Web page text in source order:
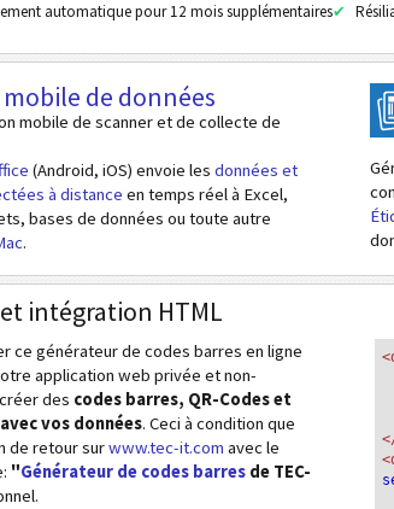
ISBN
de visite
barres
automatique pour 12 mois supplémentaires
mobile de données
mobile de scanner et de collecte de
(Android, iOS) envoie les données et
à distance en temps réel à Excel,
bases de données ou toute autre
.
intégration HTML
ce générateur de codes barres en ligne
application web privée et non-
des codes barres, QR-Codes et
vos données. Ceci à condition que
de retour surwww.tec-it.com avec le
"Générateur de codes barres de TEC-